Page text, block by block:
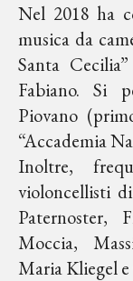
Nel 2018 ha
musica da
Santa
Fabiano. Si
Piovano
“Accademia
Inoltre,
violoncellisti
Paternoster,
Moccia,
Maria Kliegel